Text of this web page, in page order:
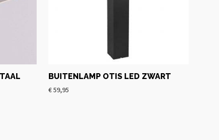
BUITENLAMP OTIS LED ZWART
€59,95